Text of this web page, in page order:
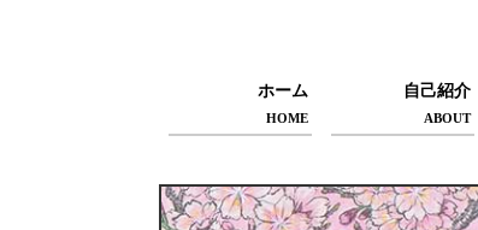
ホーム
HOME
自己紹介
ABOUT